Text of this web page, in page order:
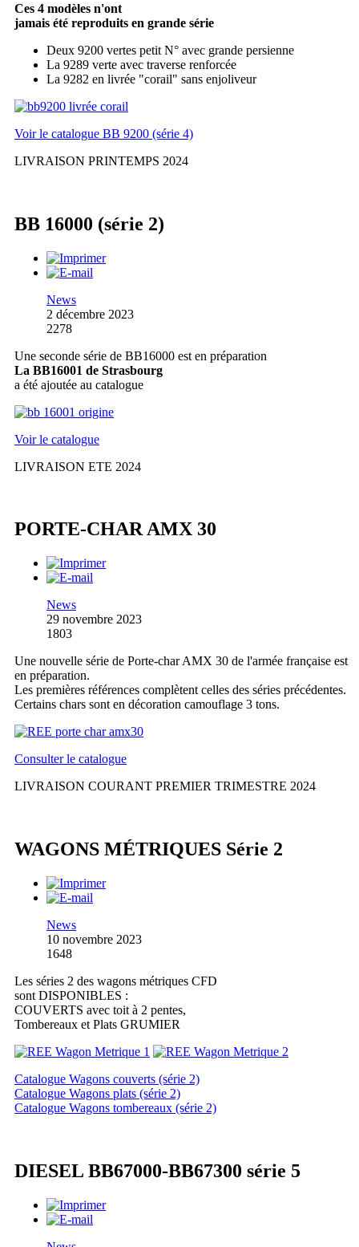
Ces 4 modèles n'ont
jamais été reproduits en grande série
Deux 9200 vertes petit N° avec grande persienne
La 9289 verte avec traverse renforcée
La 9282 en livrée "corail" sans enjoliveur
Voir le catalogue BB 9200 (série 4)
LIVRAISON PRINTEMPS 2024
BB 16000 (série 2)
News
2 décembre 2023
2278
Une seconde série de BB16000 est en préparation
La BB16001 de Strasbourg
a été ajoutée au catalogue
Voir le catalogue
LIVRAISON ETE 2024
PORTE-CHAR AMX 30
News
29 novembre 2023
1803
Une nouvelle série de Porte-char AMX 30 de l'armée française est
en préparation.
Les premières références complètent celles des séries précédentes.
Certains chars sont en décoration camouflage 3 tons.
Consulter le catalogue
LIVRAISON COURANT PREMIER TRIMESTRE 2024
WAGONS MÉTRIQUES Série 2
News
10 novembre 2023
1648
Les séries 2 des wagons métriques CFD
sont DISPONIBLES :
COUVERTS avec toit à 2 pentes,
Tombereaux et Plats GRUMIER
Catalogue Wagons couverts (série 2)
Catalogue Wagons plats (série 2)
Catalogue Wagons tombereaux (série 2)
DIESEL BB67000-BB67300 série 5